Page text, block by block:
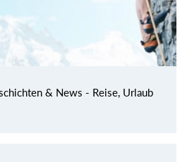
& News - Reise, Urlaub